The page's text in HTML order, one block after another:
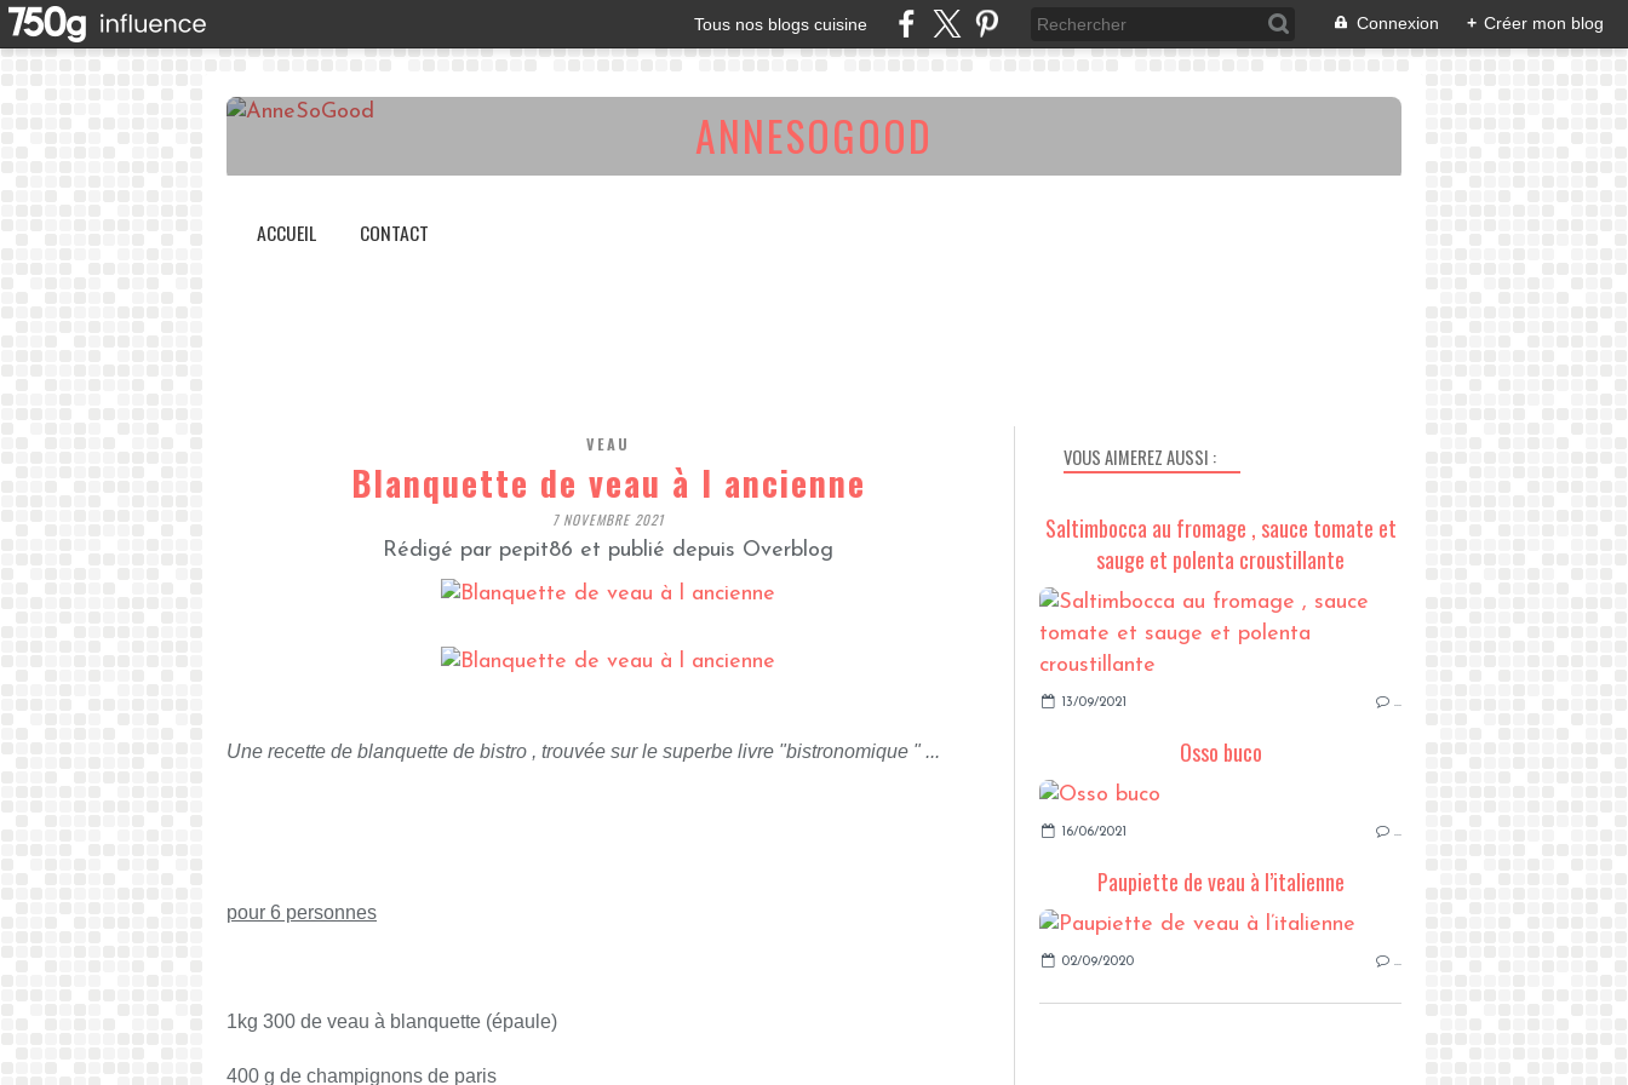
Tous nos blogs cuisine Connexion + Créer mon blog
ANNESOGOOD
ACCUEIL CONTACT
VEAU
Blanquette de veau à l ancienne
7 NOVEMBRE 2021
Rédigé par pepit86 et publié depuis Overblog
Une recette de blanquette de bistro , trouvée sur le superbe livre "bistronomique " ...
pour 6 personnes
1kg 300 de veau à blanquette (épaule)
400 g de champignons de paris
VOUS AIMEREZ AUSSI :
Saltimbocca au fromage , sauce tomate et
sauge et polenta croustillante
13/09/2021 …
Osso buco
16/06/2021 …
Paupiette de veau à l’italienne
02/09/2020 …